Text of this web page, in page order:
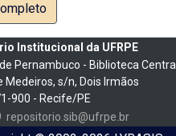
Institucional da UFRPE
Pernambuco - Biblioteca Central
Medeiros, s/n, Dois Irmãos
900 - Recife/PE
repositorio.sib@ufrpe.br